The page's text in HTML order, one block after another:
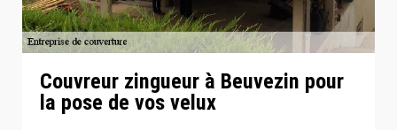
Couvreur zingueur à Beuvezin pour
la pose de vos velux